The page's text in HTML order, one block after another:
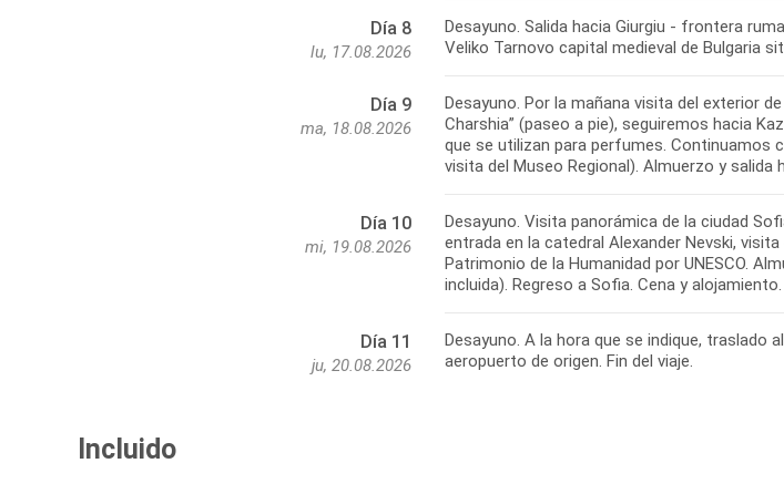
Día 8
lu, 17.08.2026
Desayuno. Salida hacia Giurgiu - frontera
Veliko Tarnovo capital medieval de Bulgaria
Día 9
ma, 18.08.2026
Desayuno. Por la mañana visita del exterior
Charshia” (paseo a pie), seguiremos hacia
que se utilizan para perfumes. Continuamos
visita del Museo Regional). Almuerzo y salida
Día 10
mi, 19.08.2026
Desayuno. Visita panorámica de la ciudad
entrada en la catedral Alexander Nevski,
Patrimonio de la Humanidad por UNESCO.
incluida). Regreso a Sofia. Cena y alojamiento.
Día 11
ju, 20.08.2026
Desayuno. A la hora que se indique,
aeropuerto de origen. Fin del viaje.
Incluido